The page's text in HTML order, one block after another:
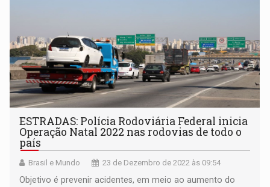
ESTRADAS: Polícia Rodoviária Federal inicia
Operação Natal 2022 nas rodovias de todo o
país
Brasil e Mundo 23 de Dezembro de 2022 às 09:54
Objetivo é prevenir acidentes, em meio ao aumento do